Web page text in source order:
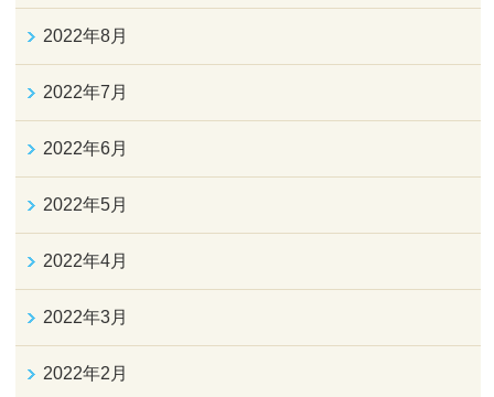
2022年8月
2022年7月
2022年6月
2022年5月
2022年4月
2022年3月
2022年2月